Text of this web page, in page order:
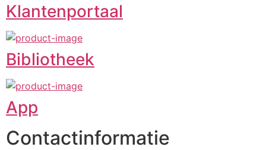
Klantenportaal
Bibliotheek
App
Contactinformatie